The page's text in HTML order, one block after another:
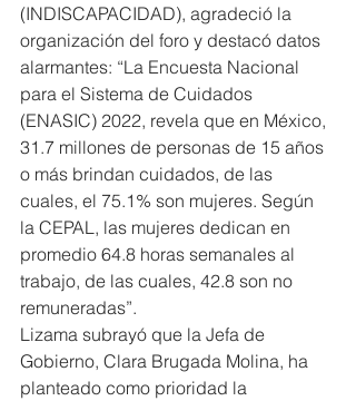
(INDISCAPACIDAD), agradeció la
organización del foro y destacó datos
alarmantes: “La Encuesta Nacional
para el Sistema de Cuidados
(ENASIC) 2022, revela que en México,
31.7 millones de personas de 15 años
o más brindan cuidados, de las
cuales, el 75.1% son mujeres. Según
la CEPAL, las mujeres dedican en
promedio 64.8 horas semanales al
trabajo, de las cuales, 42.8 son no
remuneradas”.
Lizama subrayó que la Jefa de
Gobierno, Clara Brugada Molina, ha
planteado como prioridad la